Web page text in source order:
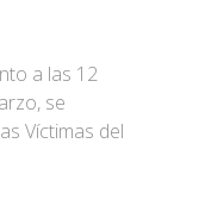
a las 12
se
Víctimas del